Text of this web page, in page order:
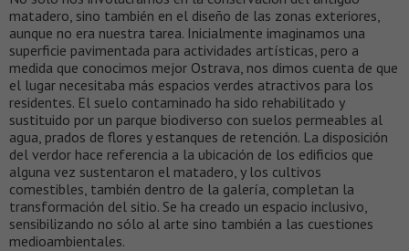
matadero, sino también en el diseño de las zonas exteriores,
aunque no era nuestra tarea. Inicialmente imaginamos una
superficie pavimentada para actividades artísticas, pero a
medida que conocimos mejor Ostrava, nos dimos cuenta de que
el lugar necesitaba más espacios verdes atractivos para los
residentes. El suelo contaminado ha sido rehabilitado y
sustituido por un parque biodiverso con suelos permeables al
agua, prados de flores y estanques de retención. La disposición
del verdor hace referencia a la ubicación de los edificios que
alguna vez sustentaron el matadero, y los cultivos
comestibles, también dentro de la galería, completan la
transformación del sitio. Se ha creado un espacio inclusivo,
sensibilizando no sólo al arte sino también a las cuestiones
medioambientales.